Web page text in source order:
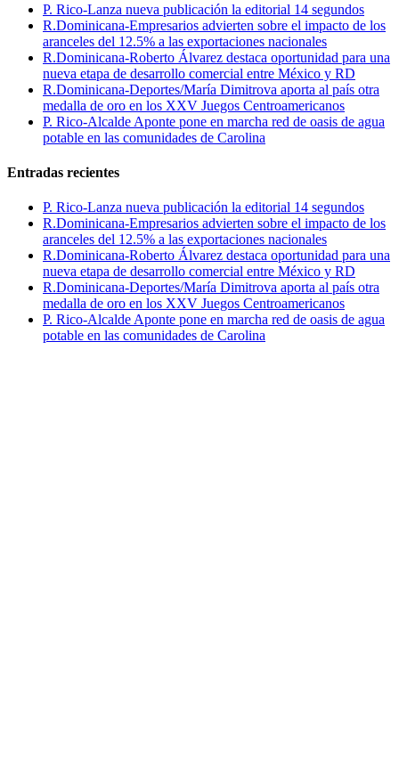
P. Rico-Lanza nueva publicación la editorial 14 segundos
R.Dominicana-Empresarios advierten sobre el impacto de los
aranceles del 12.5% a las exportaciones nacionales
R.Dominicana-Roberto Álvarez destaca oportunidad para una
nueva etapa de desarrollo comercial entre México y RD
R.Dominicana-Deportes/María Dimitrova aporta al país otra
medalla de oro en los XXV Juegos Centroamericanos
P. Rico-Alcalde Aponte pone en marcha red de oasis de agua
potable en las comunidades de Carolina
Entradas recientes
P. Rico-Lanza nueva publicación la editorial 14 segundos
R.Dominicana-Empresarios advierten sobre el impacto de los
aranceles del 12.5% a las exportaciones nacionales
R.Dominicana-Roberto Álvarez destaca oportunidad para una
nueva etapa de desarrollo comercial entre México y RD
R.Dominicana-Deportes/María Dimitrova aporta al país otra
medalla de oro en los XXV Juegos Centroamericanos
P. Rico-Alcalde Aponte pone en marcha red de oasis de agua
potable en las comunidades de Carolina